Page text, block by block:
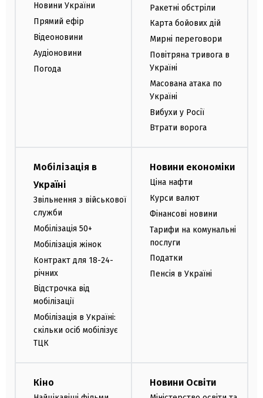
Новини України
Прямий ефір
Відеоновини
Аудіоновини
Погода
Ракетні обстріли
Карта бойових дій
Мирні переговори
Повітряна тривога в
Україні
Масована атака по
Україні
Вибухи у Росії
Втрати ворога
Мобілізація в
Україні
Звільнення з військової
служби
Мобілізація 50+
Мобілізація жінок
Контракт для 18-24-
річних
Відстрочка від
мобілізації
Мобілізація в Україні:
скільки осіб мобілізує
ТЦК
Новини економіки
Ціна нафти
Курси валют
Фінансові новини
Тарифи на комунальні
послуги
Податки
Пенсія в Україні
Кіно Новини Освіти